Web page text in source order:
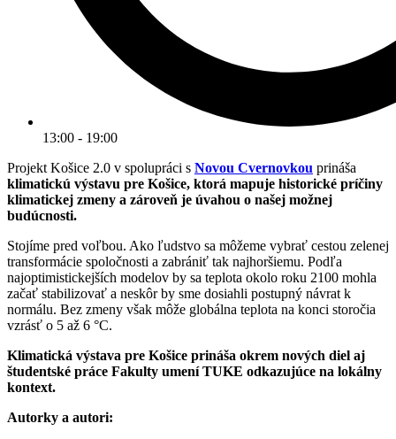
13:00 - 19:00
Projekt Košice 2.0 v spolupráci s Novou Cvernovkou prináša
klimatickú výstavu pre Košice, ktorá mapuje historické príčiny
klimatickej zmeny a zároveň je úvahou o našej možnej
budúcnosti.
Stojíme pred voľbou. Ako ľudstvo sa môžeme vybrať cestou zelenej
transformácie spoločnosti a zabrániť tak najhoršiemu. Podľa
najoptimistickejších modelov by sa teplota okolo roku 2100 mohla
začať stabilizovať a neskôr by sme dosiahli postupný návrat k
normálu. Bez zmeny však môže globálna teplota na konci storočia
vzrásť o 5 až 6 °C.
Klimatická výstava pre Košice prináša okrem nových diel aj
študentské práce Fakulty umení TUKE odkazujúce na lokálny
kontext.
Autorky a autori: